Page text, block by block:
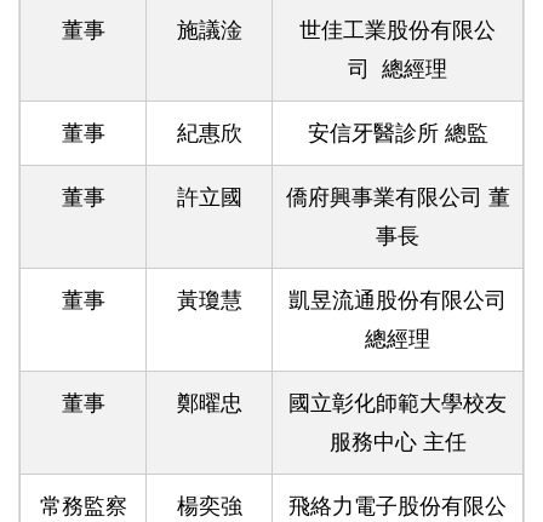
董事 施議淦
世佳工業股份有限公
司 總經理
董事 紀惠欣 安信牙醫診所 總監
董事 許立國
僑府興事業有限公司 董
事長
董事 黃瓊慧
凱昱流通股份有限公司
總經理
董事 鄭曜忠
國立彰化師範大學校友
服務中心 主任
常務監察
楊奕強
飛絡力電子股份有限公